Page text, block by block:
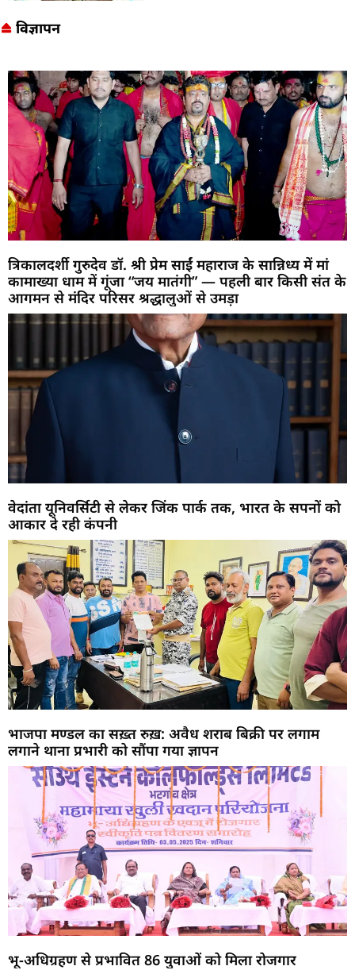
विज्ञापन
त्रिकालदर्शी गुरुदेव डॉ. श्री प्रेम साईं महाराज के सान्निध्य में मां
कामाख्या धाम में गूंजा “जय मातंगी” — पहली बार किसी संत के
आगमन से मंदिर परिसर श्रद्धालुओं से उमड़ा
वेदांता यूनिवर्सिटी से लेकर जिंक पार्क तक, भारत के सपनों को
आकार दे रही कंपनी
भाजपा मण्डल का सख़्त रुख़: अवैध शराब बिक्री पर लगाम
लगाने थाना प्रभारी को सौंपा गया ज्ञापन
भू-अधिग्रहण से प्रभावित 86 युवाओं को मिला रोजगार